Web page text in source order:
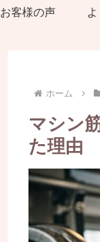
お客様の声
ホーム
マシン
た理由